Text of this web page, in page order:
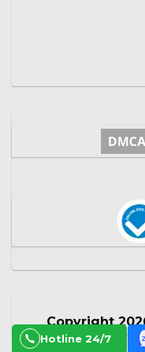
Copyright
Hotline 24/7